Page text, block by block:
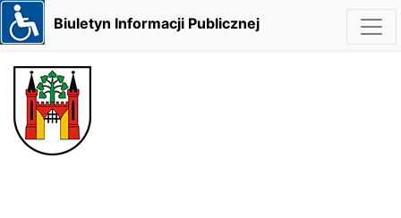
Biuletyn Informacji Publicznej